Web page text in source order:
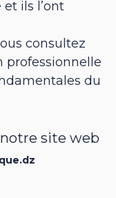
ils l’ont
consultez
professionnelle
du
site web